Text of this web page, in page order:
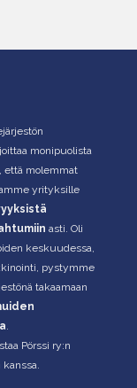
monipuolista
että molemmat
yrityksille
asti. Oli
keskuudessa,
pystymme
takaamaan
.
Pörssi ry:n